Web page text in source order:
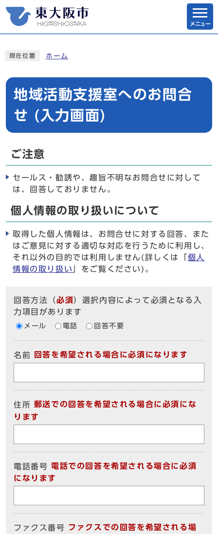
メニュー
現在位置 ホーム
地域活動支援室へのお問合
せ (入力画面)
ご注意
セールス・勧誘や、趣旨不明なお問合せに対して
は、回答しておりません。
個人情報の取り扱いについて
取得した個人情報は、お問合せに対する回答、また
はご意見に対する適切な対応を行うために利用し、
それ以外の目的では利用しません(詳しくは「 個人
情報の取り扱い
」をご覧ください)。
回答方法 （必須）選択内容によって必須となる入
力項目があります
メール 電話 回答不要
名前 回答を希望される場合に必須になります
住所 郵送での回答を希望される場合に必須にな
ります
電話番号 電話での回答を希望される場合に必須
になります
ファクス番号 ファクスでの回答を希望される場